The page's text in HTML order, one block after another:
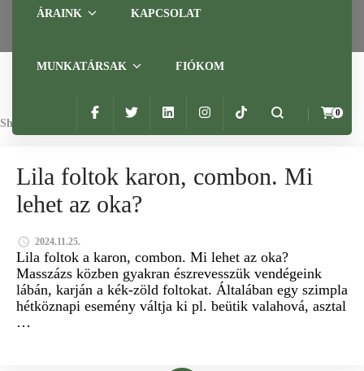
ÁRAINK KAPCSOLAT
MUNKATÁRSAK FIÓKOM
0
Showing: 1 RESULTS
KALMÁR MÁRIA GYÓGYMASSZŐR TROMBÓZIS VESZÉLY
Lila foltok karon, combon. Mi
lehet az oka?
2024.11.25.
Lila foltok a karon, combon. Mi lehet az oka?
Masszázs közben gyakran észrevesszük vendégeink
lábán, karján a kék-zöld foltokat. Általában egy szimpla
hétköznapi esemény váltja ki pl. beütik valahová, asztal
…